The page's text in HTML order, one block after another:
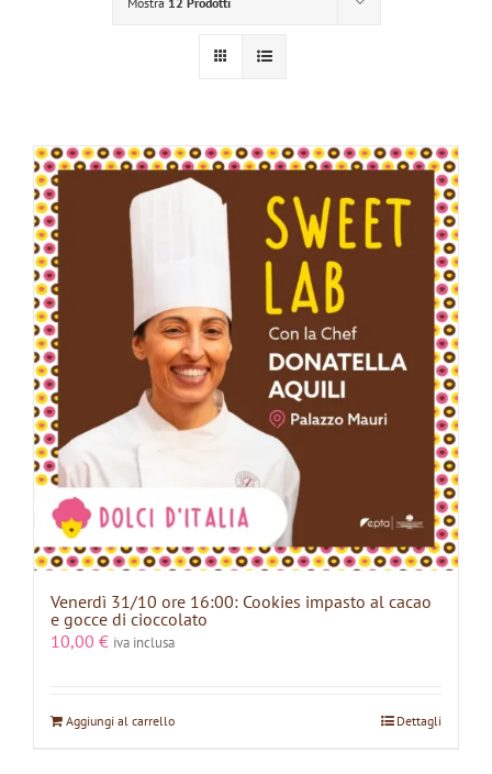
Venerdì 31/10 ore 16:00: Cookies impasto al cacao
e gocce di cioccolato
10,00 € iva inclusa
Aggiungi al carrello Dettagli